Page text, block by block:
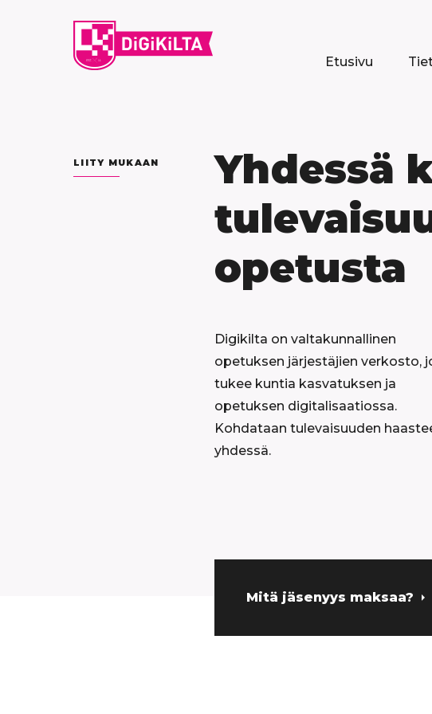
Etusivu
LIITY MUKAAN
Yhdessä
opetusta
Digikilta on valtakunnallinen
opetuksen järjestäjien verkosto,
tukee kuntia kasvatuksen ja
opetuksen digitalisaatiossa.
Kohdataan tulevaisuuden
yhdessä.
Mitä jäsenyys maksaa?